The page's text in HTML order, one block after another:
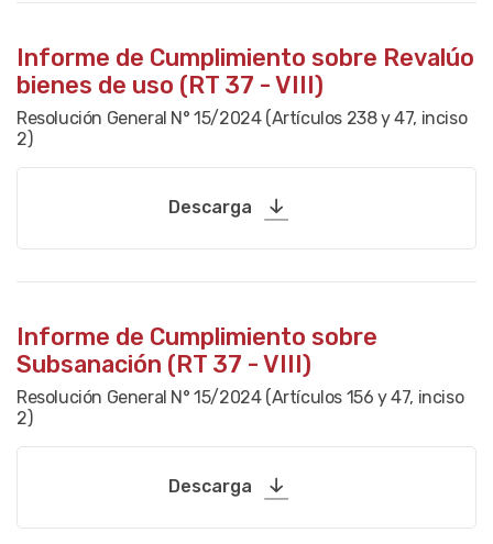
Informe de Cumplimiento sobre Revalúo
bienes de uso (RT 37 - VIII)
Resolución General N° 15/2024 (Artículos 238 y 47, inciso
2)
Descarga
Informe de Cumplimiento sobre
Subsanación (RT 37 - VIII)
Resolución General N° 15/2024 (Artículos 156 y 47, inciso
2)
Descarga